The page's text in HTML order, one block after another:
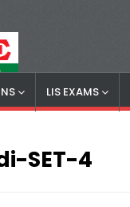
LIS EXAMS
SET-4